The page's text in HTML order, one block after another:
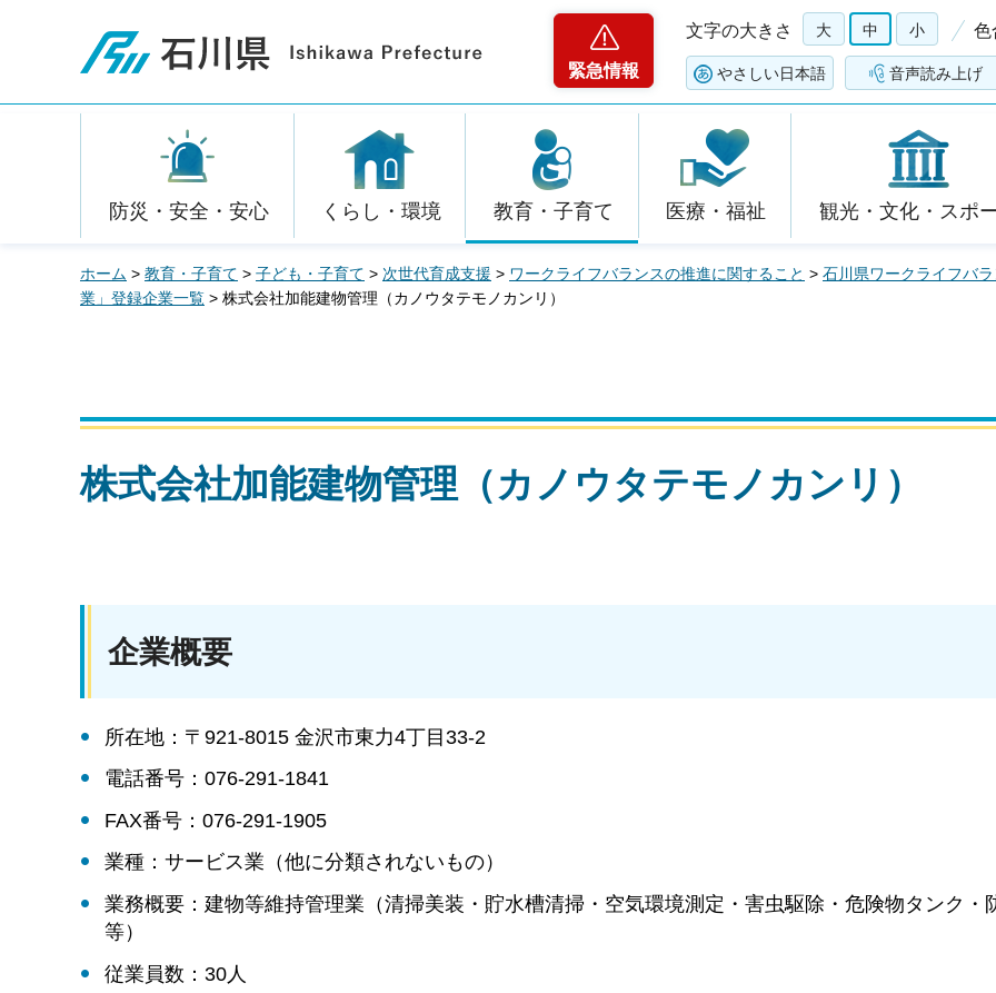
石川県
緊急情報
文字の大きさ 大 中 小 色
やさしい日本語 音声読み上げ
防災・安全・安心 くらし・環境 教育・子育て 医療・福祉 観光・文化・スポ
ホーム > 教育・子育て > 子ども・子育て > 次世代育成支援 > ワークライフバランスの推進に関すること > 石川県ワークライフバ
業」登録企業一覧 > 株式会社加能建物管理（カノウタテモノカンリ）
株式会社加能建物管理（カノウタテモノカンリ）
企業概要
所在地：〒921-8015 金沢市東力4丁目33-2
電話番号：076-291-1841
FAX番号：076-291-1905
業種：サービス業（他に分類されないもの）
業務概要：建物等維持管理業（清掃美装・貯水槽清掃・空気環境測定・害虫駆除・危険物タンク・
等）
従業員数：30人